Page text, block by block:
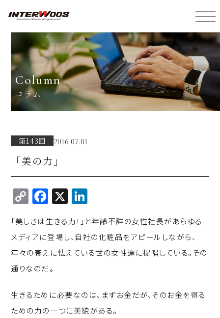
column
コラム
第143回 2016.07.01
「美の力」
C
o
p
y
Li
n
k
F
a
c
e
b
o
o
k
X
n
k
e
d
n
「美しさは生きる力！」と年齢不詳の女性社長があらゆる
メディアに登場し、自社の化粧品をアピールしながら、
年々の衰えに怯えている世の女性達に提唱している。その
通りなのだ。
生きるために必要なのは、まずお金だが、そのお金を得る
ための力の一つに美貌がある。